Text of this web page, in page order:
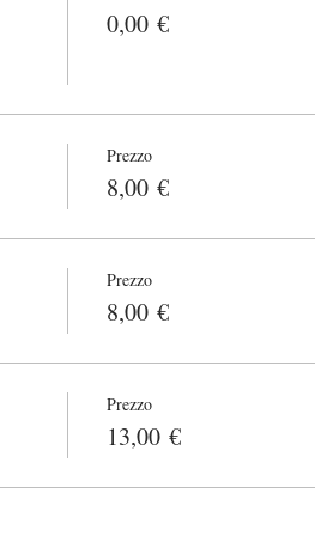
0,00 €
Prezzo
8,00 €
Prezzo
8,00 €
Prezzo
13,00 €